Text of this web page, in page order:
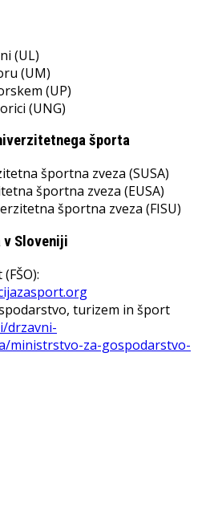
(UL)
(UM)
(UP)
(UNG)
športa
športna zveza (SUSA)
športna zveza (EUSA)
športna zveza (FISU)
Sloveniji
turizem in šport
drzavni-
ministrstvo-za-gospodarstvo-